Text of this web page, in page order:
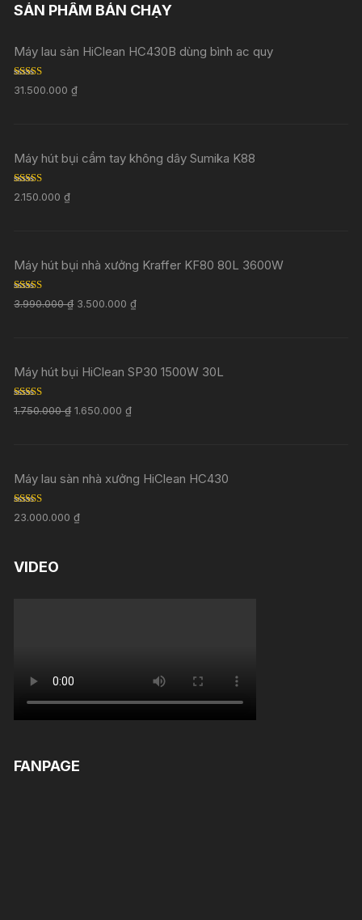
SẢN PHẨM BÁN CHẠY
Máy lau sàn HiClean HC430B dùng bình ac quy
Rated5.00
out of 5
31.500.000₫
Máy hút bụi cầm tay không dây Sumika K88
Rated5.00
out of 5
2.150.000₫
Máy hút bụi nhà xưởng Kraffer KF80 80L 3600W
Rated 5.00
out of 5
3.990.000₫ 3.500.000₫
Máy hút bụi HiClean SP30 1500W 30L
Rated 5.00
out of 5
1.750.000₫ 1.650.000₫
Máy lau sàn nhà xưởng HiClean HC430
Rated5.00
out of 5
23.000.000₫
VIDEO
FANPAGE